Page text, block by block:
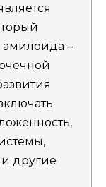
амилоида –
другие